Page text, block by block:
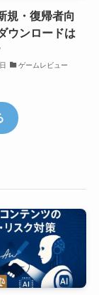
規・復帰者向
ウンロードは
ゲームレビュー